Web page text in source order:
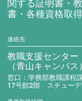
関する証明書・
書・各種資格取
連絡先
教職支援センター
（青山キャンパス）
窓口：学務部教職課程
17号館2階 スチューデ